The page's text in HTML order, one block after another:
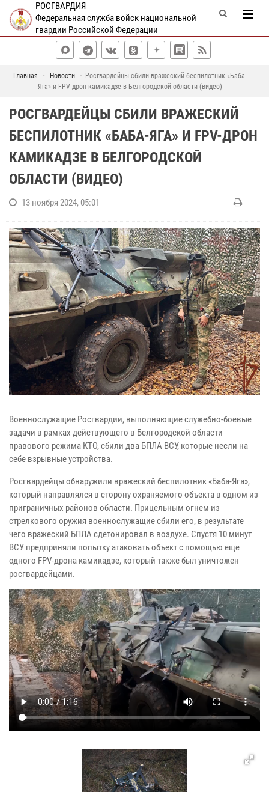
РОСГВАРДИЯ
Федеральная служба войск национальной
гвардии Российской Федерации
Главная Новости
Росгвардейцы сбили вражеский беспилотник «Баба-
Яга» и FPV-дрон камикадзе в Белгородской области (видео)
РОСГВАРДЕЙЦЫ СБИЛИ ВРАЖЕСКИЙ
БЕСПИЛОТНИК «БАБА-ЯГА» И FPV-ДРОН
КАМИКАДЗЕ В БЕЛГОРОДСКОЙ
ОБЛАСТИ (ВИДЕО)
13 ноября 2024, 05:01
Военнослужащие Росгвардии, выполняющие служебно-боевые
задачи в рамках действующего в Белгородской области
правового режима КТО, сбили два БПЛА ВСУ, которые несли на
себе взрывные устройства.
Росгвардейцы обнаружили вражеский беспилотник «Баба-Яга»,
который направлялся в сторону охраняемого объекта в одном из
приграничных районов области. Прицельным огнем из
стрелкового оружия военнослужащие сбили его, в результате
чего вражеский БПЛА сдетонировал в воздухе. Спустя 10 минут
ВСУ предприняли попытку атаковать объект с помощью еще
одного FPV-дрона камикадзе, который также был уничтожен
росгвардейцами.